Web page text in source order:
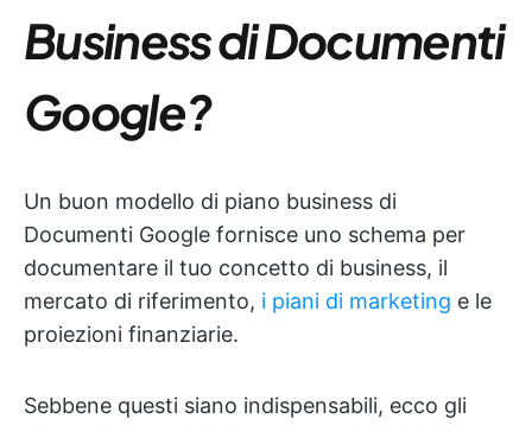
Business di Documenti
Google?
Un buon modello di piano business di
Documenti Google fornisce uno schema per
documentare il tuo concetto di business, il
mercato di riferimento, i piani di marketing e le
proiezioni finanziarie.
Sebbene questi siano indispensabili, ecco gli